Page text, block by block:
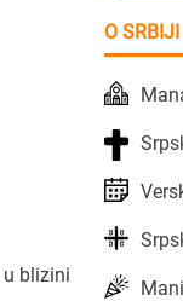
u blizini
O SRBIJI